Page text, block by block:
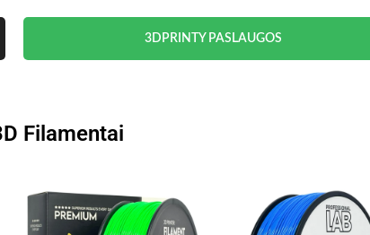
3DPRINTY PASLAUGOS
Filamentai